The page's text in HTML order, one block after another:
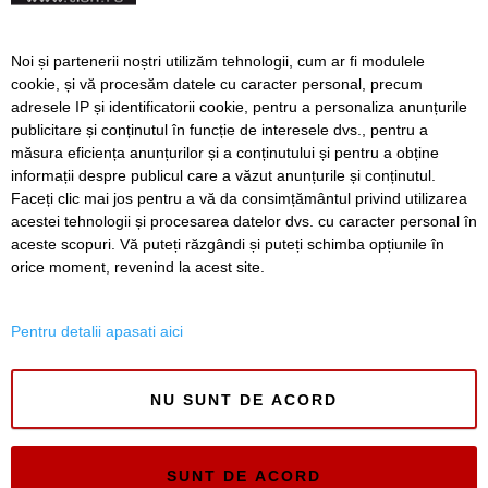
Incendii pe câmpuri, la
început de iulie, în Timiș.
Au ars aproape 100 de
hectare de grâu și vegetație
uscată
Înainte
SERVICII Redactia
Folosinta Cookie-urilor
Noi și partenerii noștri utilizăm tehnologii, cum ar fi modulele
cookie, și vă procesăm datele cu caracter personal, precum
adresele IP și identificatorii cookie, pentru a personaliza anunțurile
publicitare și conținutul în funcție de interesele dvs., pentru a
măsura eficiența anunțurilor și a conținutului și pentru a obține
informații despre publicul care a văzut anunțurile și conținutul.
Faceți clic mai jos pentru a vă da consimțământul privind utilizarea
acestei tehnologii și procesarea datelor dvs. cu caracter personal în
aceste scopuri. Vă puteți răzgândi și puteți schimba opțiunile în
orice moment, revenind la acest site.
Pentru detalii apasati aici
NU SUNT DE ACORD
SUNT DE ACORD